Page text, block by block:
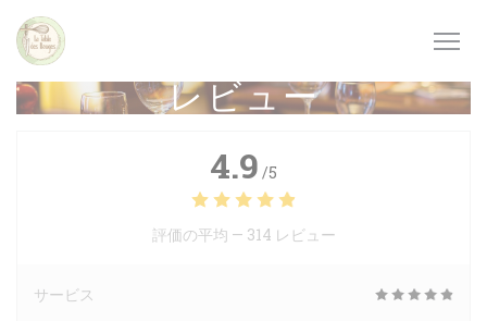
クッキー利用の管理について
レビュー
4.9 /5
評価の平均 — 314 レビュー
サービス